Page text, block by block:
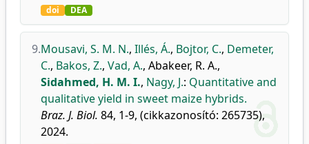
doi DEA
9.Mousavi, S. M. N., Illés, Á., Bojtor, C., Demeter,
C., Bakos, Z., Vad, A., Abakeer, R. A.,
Sidahmed, H. M. I., Nagy, J.: Quantitative and
qualitative yield in sweet maize hybrids.
Braz. J. Biol. 84, 1-9, (cikkazonosító: 265735),
2024.